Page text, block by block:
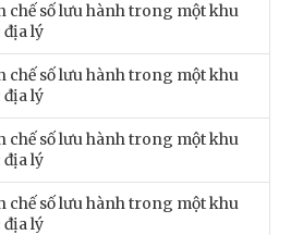
chế số lưu hành trong một khu
địa lý
chế số lưu hành trong một khu
địa lý
chế số lưu hành trong một khu
địa lý
chế số lưu hành trong một khu
địa lý